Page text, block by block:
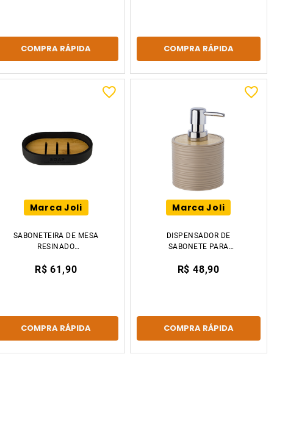
COMPRA RÁPIDA COMPRA RÁPIDA
Marca Joli
SABONETEIRA DE MESA
RESINADO
TIKLAR
R$ 61,90
COMPRA RÁPIDA
Marca Joli
DISPENSADOR DE
SABONETE PARA
LOÇÃO BAMBU E ABS
R$ 48,90
COMPRA RÁPIDA